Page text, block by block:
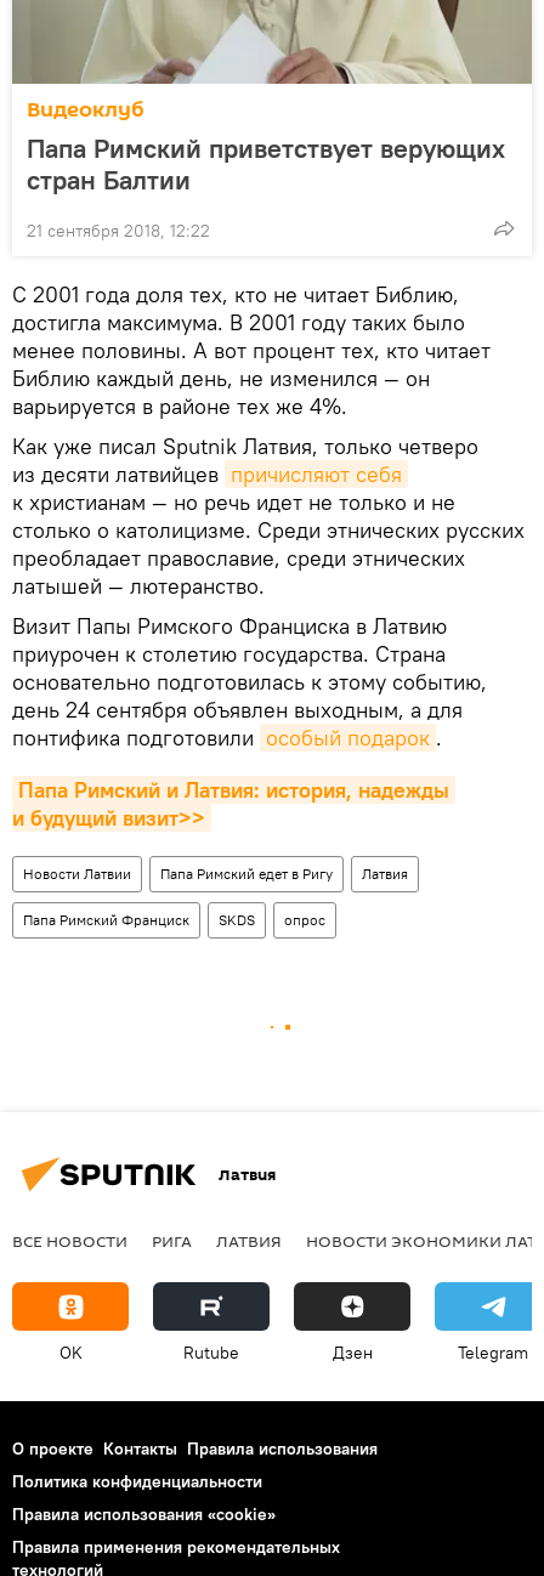
Видеоклуб
Папа Римский приветствует верующих
стран Балтии
21 сентября 2018, 12:22
С 2001 года доля тех, кто не читает Библию,
достигла максимума. В 2001 году таких было
менее половины. А вот процент тех, кто читает
Библию каждый день, не изменился — он
варьируется в районе тех же 4%.
Как уже писал Sputnik Латвия, только четверо
из десяти латвийцев причисляют себя
к христианам — но речь идет не только и не
столько о католицизме. Среди этнических русских
преобладает православие, среди этнических
латышей — лютеранство.
Визит Папы Римского Франциска в Латвию
приурочен к столетию государства. Страна
основательно подготовилась к этому событию,
день 24 сентября объявлен выходным, а для
понтифика подготовили особый подарок .
Папа Римский и Латвия: история, надежды
и будущий визит>>
Новости Латвии Папа Римский едет в Ригу Латвия
Папа Римский Франциск SKDS опрос
Латвия
ВСЕ НОВОСТИ РИГА ЛАТВИЯ НОВОСТИ ЭКОНОМИКИ
OK Rutube Дзен Telegram
О проекте Контакты Правила использования
Политика конфиденциальности
Правила использования «cookie»
Правила применения рекомендательных
технологий